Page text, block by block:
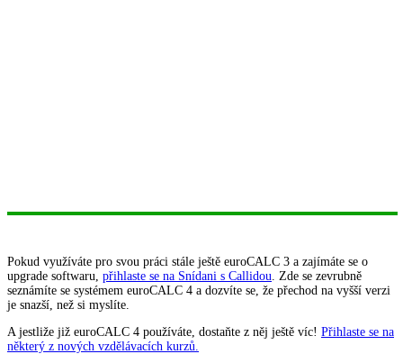
Pokud využíváte pro svou práci stále ještě euroCALC 3 a zajímáte se o
upgrade softwaru, přihlaste se na Snídani s Callidou . Zde se zevrubně
seznámíte se systémem euroCALC 4 a dozvíte se, že přechod na vyšší verzi
je snazší, než si myslíte.
A jestliže již euroCALC 4 používáte, dostaňte z něj ještě víc! Přihlaste se na
některý z nových vzdělávacích kurzů.